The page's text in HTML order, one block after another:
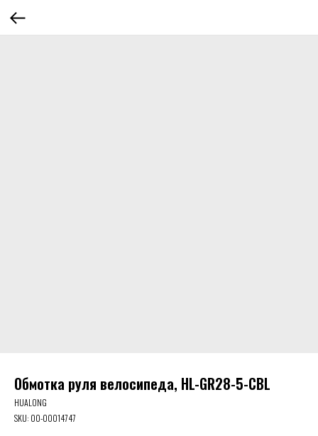
Обмотка руля велосипеда, HL-GR28-5-CBL
HUALONG
SKU: 00-00014747